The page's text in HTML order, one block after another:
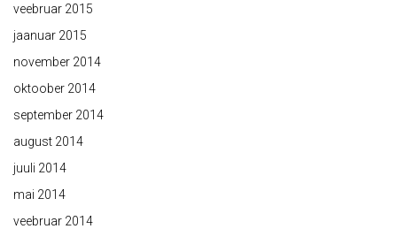
veebruar 2015
jaanuar 2015
november 2014
oktoober 2014
september 2014
august 2014
juuli 2014
mai 2014
veebruar 2014